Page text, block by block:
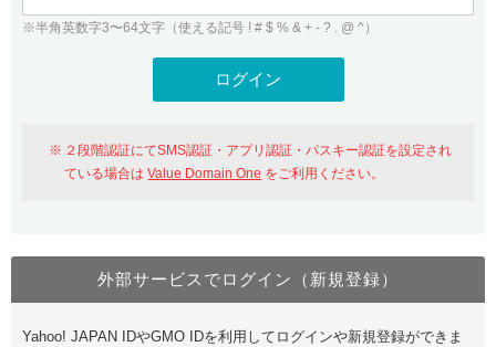
WHOIS検索
Value Domainにログイン
おすすめ One レンタルサーバーを含む最新の機能を使う方
Value Domain Oneにログイン
Value Domain Oneアカウント作成
※半角英数字3〜64文字（使える記号 ! # $ % & + - ? . @ ^）
２段階認証にてSMS認証・アプリ認証・パスキー認証を設定され
ている場合はValue Domain One をご利用ください。
外部サービスでログイン（新規登録）
Yahoo! JAPAN IDやGMO IDを利用してログインや新規登録ができま